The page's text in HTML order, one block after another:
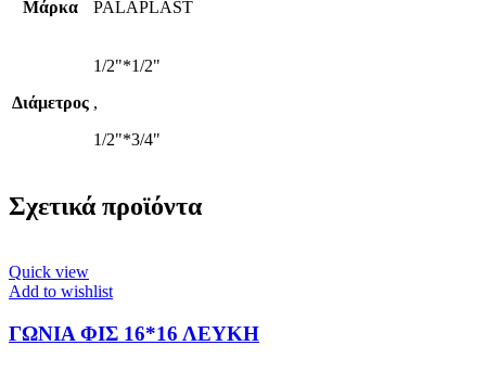
Μάρκα PALAPLAST
Διάμετρος
1/2"*1/2"
,
1/2"*3/4"
Σχετικά προϊόντα
Quick view
Add to wishlist
ΓΩΝΙΑ ΦΙΣ 16*16 ΛΕΥΚΗ